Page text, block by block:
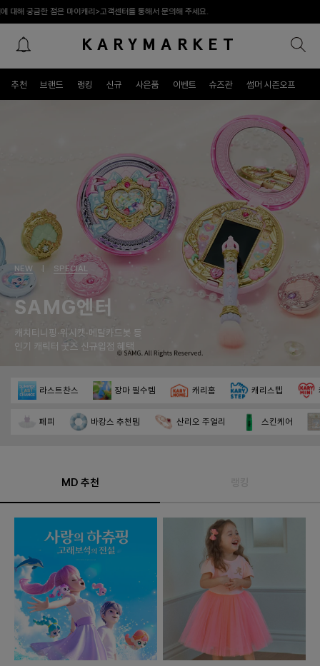
>고객센터를 통해서 문의해 주세요.
KARYMARKET
패밀리 라이프스타일 프리미엄 편집
추천 브랜드 랭킹 신규 사은품 이벤트 슈즈관 썸머 시즌오프
NEW SPECIAL
SAMG엔터
캐치티니핑·위시캣·메탈카드봇 등
인기 캐릭터 굿즈 신규입점 혜택
라스트찬스 장마 필수템 캐리홈 캐리스텝
페피 바캉스 추천템 산리오 주얼리 스킨케어
MD 추천